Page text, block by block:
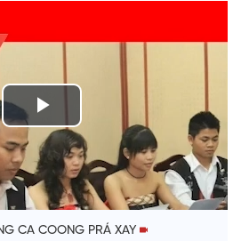
P
l
aBÁ
CA COONG PRÁ XAY